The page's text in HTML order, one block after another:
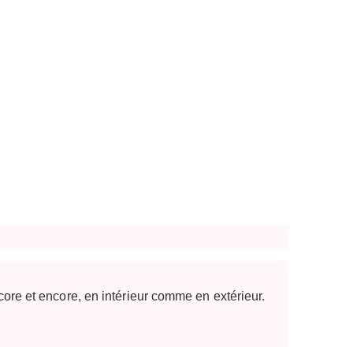
et encore, en intérieur comme en extérieur.